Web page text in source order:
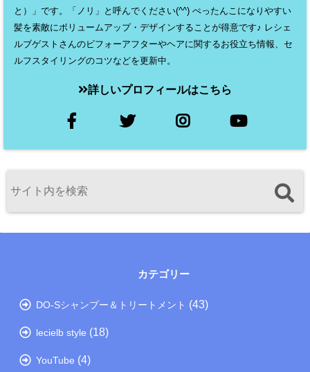
と）」です。「ノリ」と呼んでください(^^) ぺったんこになりやすい
髪を素敵にボリュームアップ・デザインすることが得意です♪ レシェ
ルブゲストさんのビフォーアフターやヘアに関するお役立ち情報、セ
ルフスタイリングのコツなどを更新中。
詳しいプロフィールはこちら
カテゴリー
DO-Sシャンプー＆トリートメント (43)
lecielb style (18)
YouTube (4)